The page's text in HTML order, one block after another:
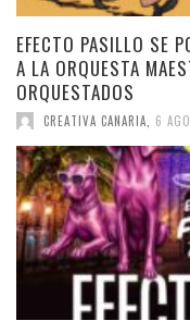
EFECTO PASILLO SE
A LA ORQUESTA
ORQUESTADOS
CREATIVA CANARIA 6